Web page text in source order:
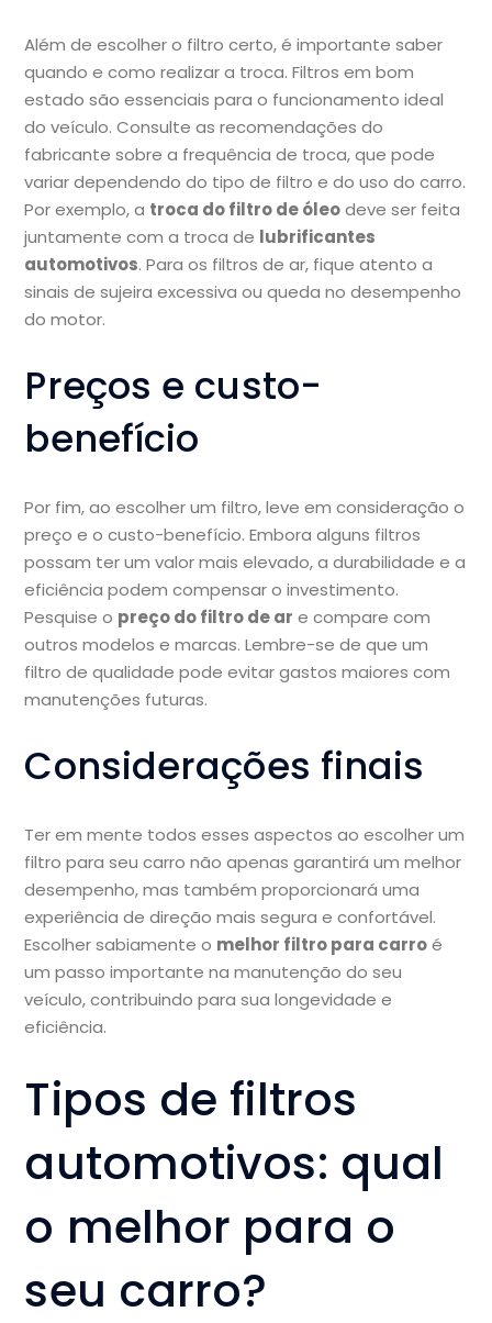
Além de escolher o filtro certo, é importante saber
quando e como realizar a troca. Filtros em bom
estado são essenciais para o funcionamento ideal
do veículo. Consulte as recomendações do
fabricante sobre a frequência de troca, que pode
variar dependendo do tipo de filtro e do uso do carro.
Por exemplo, a troca do filtro de óleodeve ser feita
juntamente com a troca de lubrificantes
automotivos. Para os filtros de ar, fique atento a
sinais de sujeira excessiva ou queda no desempenho
do motor.
Preços e custo-
benefício
Por fim, ao escolher um filtro, leve em consideração o
preço e o custo-benefício. Embora alguns filtros
possam ter um valor mais elevado, a durabilidade e a
eficiência podem compensar o investimento.
Pesquise o preço do filtro de ar e compare com
outros modelos e marcas. Lembre-se de que um
filtro de qualidade pode evitar gastos maiores com
manutenções futuras.
Considerações finais
Ter em mente todos esses aspectos ao escolher um
filtro para seu carro não apenas garantirá um melhor
desempenho, mas também proporcionará uma
experiência de direção mais segura e confortável.
Escolher sabiamente o melhor filtro para carroé
um passo importante na manutenção do seu
veículo, contribuindo para sua longevidade e
eficiência.
Tipos de filtros
automotivos: qual
o melhor para o
seu carro?